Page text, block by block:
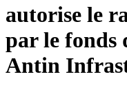
autorise le
par le fonds
Antin